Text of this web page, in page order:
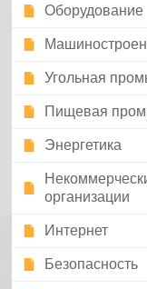
Оборудование
Угольная
Пищевая
Энергетика
организации
Интернет
Безопасность